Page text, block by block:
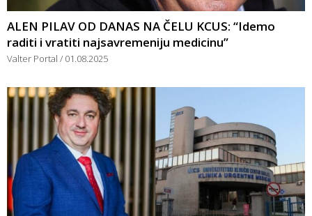
ALEN PILAV OD DANAS NA ČELU KCUS: “Idemo
raditi i vratiti najsavremeniju medicinu”
Valter Portal 01.08.2025